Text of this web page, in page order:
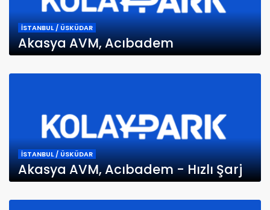
İSTANBUL / ÜSKÜDAR
Akasya AVM, Acıbadem
İSTANBUL / ÜSKÜDAR
Akasya AVM, Acıbadem - Hızlı Şarj